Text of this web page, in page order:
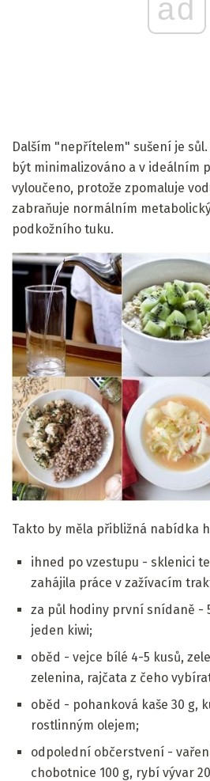
ad
Dalším "nepřítelem" sušení je
být minimalizováno a v ideálním
vyloučeno, protože zpomaluje
zabraňuje normálním
podkožního tuku.
Takto by měla přibližná nabídka
ihned po vzestupu - sklenici
zahájila práce v zažívacím
za půl hodiny první snídaně -
jeden kiwi;
oběd - vejce bílé 4-5 kusů,
zelenina, rajčata z čeho
oběd - pohanková kaše 30 g,
rostlinným olejem;
odpolední občerstvení -
chobotnice 100 g, rybí vývar